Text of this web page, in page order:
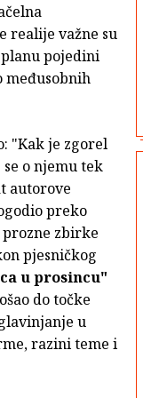
realije važne su
pojedini
međusobnih
"Kak je zgorel
o njemu tek
autorove
preko
zbirke
pjesničkog
u prosincu"
do točke
u
razini teme i